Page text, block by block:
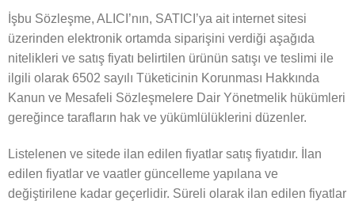
İşbu Sözleşme, ALICI’nın, SATICI’ya ait internet sitesi
üzerinden elektronik ortamda siparişini verdiği aşağıda
nitelikleri ve satış fiyatı belirtilen ürünün satışı ve teslimi ile
ilgili olarak 6502 sayılı Tüketicinin Korunması Hakkında
Kanun ve Mesafeli Sözleşmelere Dair Yönetmelik hükümleri
gereğince tarafların hak ve yükümlülüklerini düzenler.
Listelenen ve sitede ilan edilen fiyatlar satış fiyatıdır. İlan
edilen fiyatlar ve vaatler güncelleme yapılana ve
değiştirilene kadar geçerlidir. Süreli olarak ilan edilen fiyatlar